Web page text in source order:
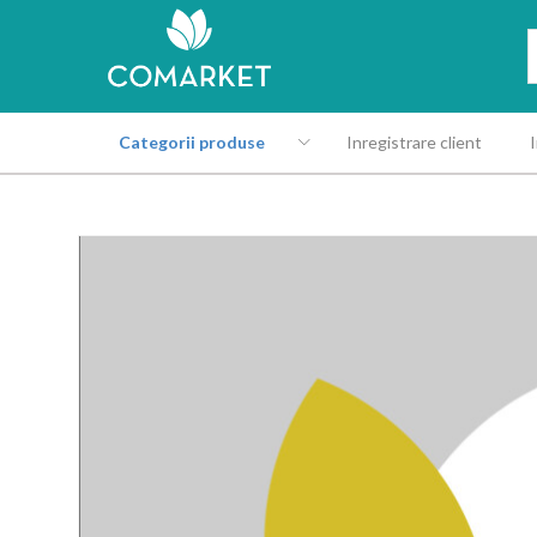
Categorii produse Inregistrare client